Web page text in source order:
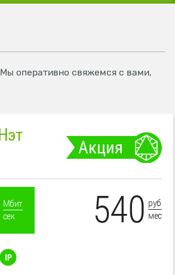
оперативно свяжемся с вами,
Акция
Мбит
сек
540 руб
мес